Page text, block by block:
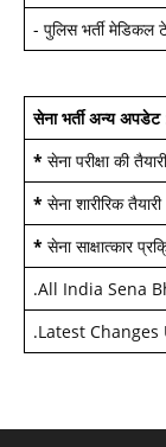
- पुलिस भर्ती मेडिकल
सेना भर्ती अन्य अपडेट
* सेना परीक्षा की तैयारी
* सेना शारीरिक तैयारी
* सेना साक्षात्कार
.All India Sena
.Latest Changes